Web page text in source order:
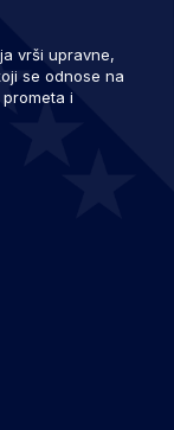
vrši upravne,
se odnose na
i